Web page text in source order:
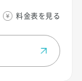
料金表を見る